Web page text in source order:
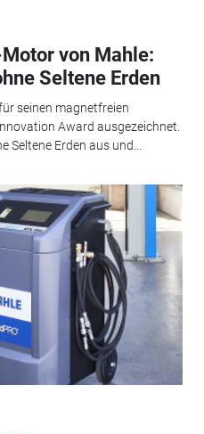
von Mahle:
Seltene Erden
seinen magnetfreien
Award ausgezeichnet.
Erden aus und...